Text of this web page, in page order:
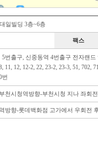
일빌딩 3층~6층
팩스
번출구, 신중동역 4번출구 전자랜드
11, 12, 12-2, 22, 23-2, 23-3, 51, 702,
번
천시청역방향-부천시청 지나 좌회
방향-롯데백화점 고가에서 우회전